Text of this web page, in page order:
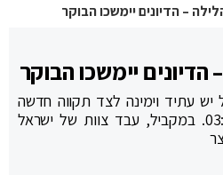
– הדיונים יימשכו הבוקר
יימשכו הבוקר
יש עתיד וימינה לצד תקווה חדשה
וכחול לבן נמשכו עד ל-03:00. במקביל, עבד צוות של ישראל